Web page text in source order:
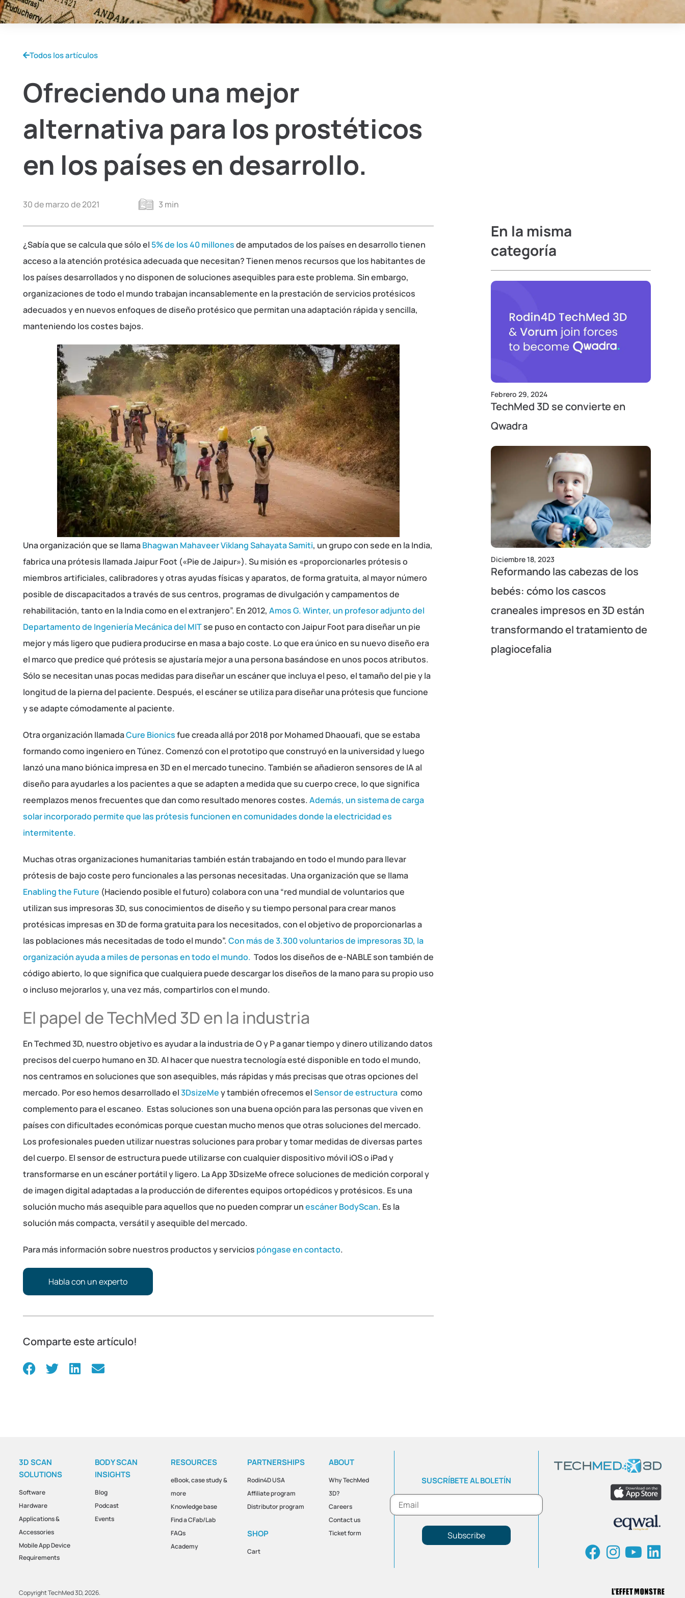
Todos los artículos
Ofreciendo una mejor
alternativa para los prostéticos
en los países en desarrollo.
30 de marzo de 2021 3 min
¿Sabía que se calcula que sólo el 5% de los 40 millonesde amputados de los países en desarrollo tienen
acceso a la atención protésica adecuada que necesitan? Tienen menos recursos que los habitantes de
los países desarrollados y no disponen de soluciones asequibles para este problema. Sin embargo,
organizaciones de todo el mundo trabajan incansablemente en la prestación de servicios protésicos
adecuados y en nuevos enfoques de diseño protésico que permitan una adaptación rápida y sencilla,
manteniendo los costes bajos.
Una organización que se llamaBhagwan Mahaveer Viklang Sahayata Samiti, un grupo con sede en la India,
fabrica una prótesis llamada Jaipur Foot («Pie de Jaipur»). Su misión es «proporcionarles prótesis o
miembros artificiales, calibradores y otras ayudas físicas y aparatos, de forma gratuita, al mayor número
posible de discapacitados a través de sus centros, programas de divulgación y campamentos de
rehabilitación, tanto en la India como en el extranjero”. En 2012, Amos G. Winter, un profesor adjunto del
Departamento de Ingeniería Mecánica del MITse puso en contacto con Jaipur Foot para diseñar un pie
mejor y más ligero que pudiera producirse en masa a bajo coste. Lo que era único en su nuevo diseño era
el marco que predice qué prótesis se ajustaría mejor a una persona basándose en unos pocos atributos.
Sólo se necesitan unas pocas medidas para diseñar un escáner que incluya el peso, el tamaño del pie y la
longitud de la pierna del paciente. Después, el escáner se utiliza para diseñar una prótesis que funcione
y se adapte cómodamente al paciente.
Otra organización llamadaCure Bionicsfue creada allá por 2018 por Mohamed Dhaouafi, que se estaba
formando como ingeniero en Túnez. Comenzó con el prototipo que construyó en la universidad y luego
lanzó una mano biónica impresa en 3D en el mercado tunecino. También se añadieron sensores de IA al
diseño para ayudarles a los pacientes a que se adapten a medida que su cuerpo crece, lo que significa
reemplazos menos frecuentes que dan como resultado menores costes.Además, un sistema de carga
solar incorporado permite que las prótesis funcionen en comunidades donde la electricidad es
intermitente.
Muchas otras organizaciones humanitarias también están trabajando en todo el mundo para llevar
prótesis de bajo coste pero funcionales a las personas necesitadas. Una organización que se llama
Enabling the Future (Haciendo posible el futuro) colabora con una “red mundial de voluntarios que
utilizan sus impresoras 3D, sus conocimientos de diseño y su tiempo personal para crear manos
protésicas impresas en 3D de forma gratuita para los necesitados, con el objetivo de proporcionarlas a
las poblaciones más necesitadas de todo el mundo”.Con más de 3.300 voluntarios de impresoras 3D, la
organización ayuda a miles de personas en todo el mundo. Todos los diseños de e-NABLE son también de
código abierto, lo que significa que cualquiera puede descargar los diseños de la mano para su propio uso
o incluso mejorarlos y, una vez más, compartirlos con el mundo.
El papel de TechMed 3D en la industria
En Techmed 3D, nuestro objetivo es ayudar a la industria de O y P a ganar tiempo y dinero utilizando datos
precisos del cuerpo humano en 3D. Al hacer que nuestra tecnología esté disponible en todo el mundo,
nos centramos en soluciones que son asequibles, más rápidas y más precisas que otras opciones del
mercado. Por eso hemos desarrollado el3DsizeMey también ofrecemos elSensor de estructura como
complemento para el escaneo. Estas soluciones son una buena opción para las personas que viven en
países con dificultades económicas porque cuestan mucho menos que otras soluciones del mercado.
Los profesionales pueden utilizar nuestras soluciones para probar y tomar medidas de diversas partes
del cuerpo. El sensor de estructura puede utilizarse con cualquier dispositivo móvil iOS o iPad y
transformarse en un escáner portátil y ligero. La App 3DsizeMe ofrece soluciones de medición corporal y
de imagen digital adaptadas a la producción de diferentes equipos ortopédicos y protésicos. Es una
solución mucho más asequible para aquellos que no pueden comprar unescáner BodyScan. Es la
solución más compacta, versátil y asequible del mercado.
Para más información sobre nuestros productos y servicios póngase en contacto.
Habla con un experto
Comparte este artículo!
En la misma
categoría
Febrero 29, 2024
TechMed 3D se convierte en
Qwadra
Diciembre 18, 2023
Reformando las cabezas de los
bebés: cómo los cascos
craneales impresos en 3D están
transformando el tratamiento de
plagiocefalia
3D SCAN
SOLUTIONS
Software
Hardware
Applications &
Accessories
Mobile App Device
Requirements
BODY SCAN
INSIGHTS
Blog
Podcast
Events
RESOURCES
eBook, case study &
more
Knowledge base
Find a CFab/Lab
FAQs
Academy
PARTNERSHIPS
Rodin4D USA
Affiliate program
Distributor program
SHOP
Cart
ABOUT
Why TechMed
3D?
Careers
Contact us
Ticket form
SUSCRÍBETE AL BOLETÍN
Subscribe
Copyright TechMed 3D, 2026.